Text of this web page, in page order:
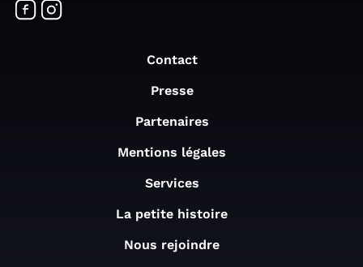
Contact
Presse
Partenaires
Mentions légales
Services
La petite histoire
Nous rejoindre